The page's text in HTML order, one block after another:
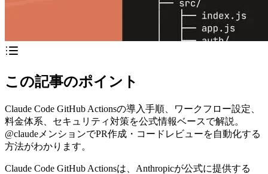
この記事のポイント
Claude Code GitHub Actionsの導入手順、ワークフロー設定、
料金体系、セキュリティ対策を公式情報ベースで解説。
@claudeメンションでPR作成・コードレビューを自動化する
方法がわかります。
Claude Code GitHub Actionsは、Anthropicが公式に提供する